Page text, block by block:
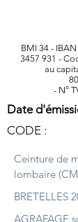
BMI 34 - IBAN
3457 931 -
au
- N°
Date
CODE :
Ceinture de
lombaire
BRETELLES
AGRAFAGE